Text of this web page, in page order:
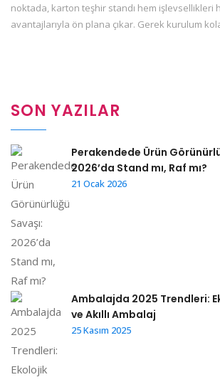
noktada, karton teşhir standı hem işlevsellikleri
avantajlarıyla ön plana çıkar. Gerek kurulum
SON YAZILAR
Perakendede Ürün
2026’da Stand mı, Raf mı?
21 Ocak 2026
Ambalajda 2025 Trendleri:
ve Akıllı Ambalaj
25 Kasım 2025